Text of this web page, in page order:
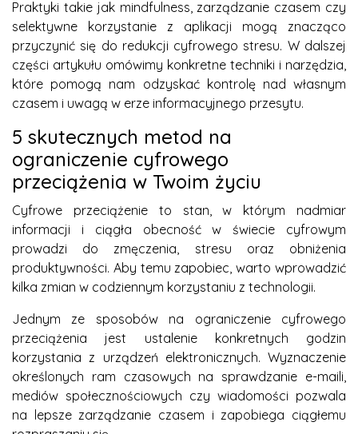
Praktyki takie jak mindfulness, zarządzanie czasem czy
selektywne korzystanie z aplikacji mogą znacząco
przyczynić się do redukcji cyfrowego stresu. W dalszej
części artykułu omówimy konkretne techniki i narzędzia,
które pomogą nam odzyskać kontrolę nad własnym
czasem i uwagą w erze informacyjnego przesytu.
5 skutecznych metod na
ograniczenie cyfrowego
przeciążenia w Twoim życiu
Cyfrowe przeciążenie to stan, w którym nadmiar
informacji i ciągła obecność w świecie cyfrowym
prowadzi do zmęczenia, stresu oraz obniżenia
produktywności. Aby temu zapobiec, warto wprowadzić
kilka zmian w codziennym korzystaniu z technologii.
Jednym ze sposobów na ograniczenie cyfrowego
przeciążenia jest ustalenie konkretnych godzin
korzystania z urządzeń elektronicznych. Wyznaczenie
określonych ram czasowych na sprawdzanie e-maili,
mediów społecznościowych czy wiadomości pozwala
na lepsze zarządzanie czasem i zapobiega ciągłemu